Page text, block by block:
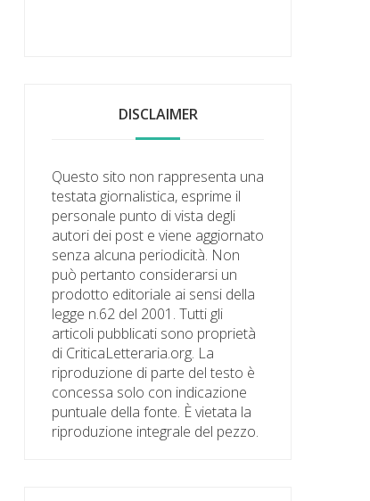
DISCLAIMER
Questo sito non rappresenta una
testata giornalistica, esprime il
personale punto di vista degli
autori dei post e viene aggiornato
senza alcuna periodicità. Non
può pertanto considerarsi un
prodotto editoriale ai sensi della
legge n.62 del 2001. Tutti gli
articoli pubblicati sono proprietà
di CriticaLetteraria.org. La
riproduzione di parte del testo è
concessa solo con indicazione
puntuale della fonte. È vietata la
riproduzione integrale del pezzo.